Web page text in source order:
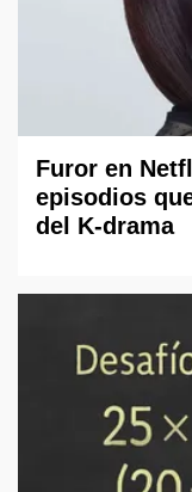
Furor en
episodios
del K-drama